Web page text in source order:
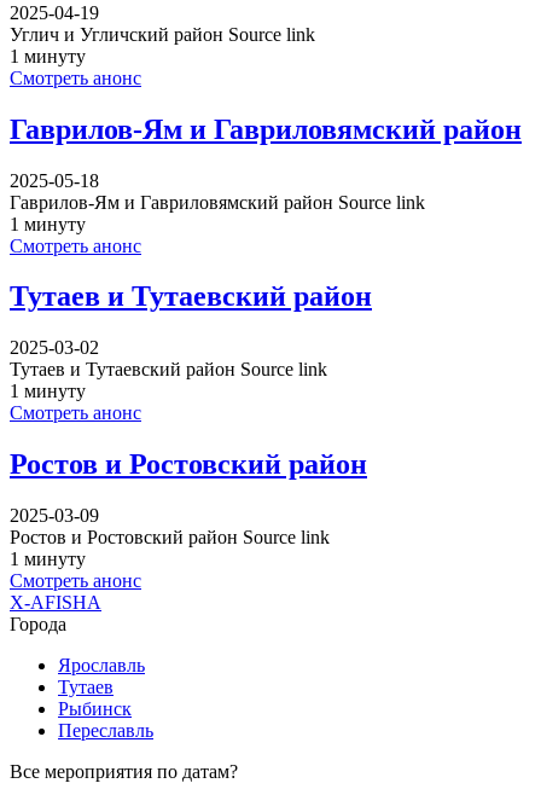
2025-04-19
Углич и Угличский район Source link
1 минуту
Смотреть анонс
Гаврилов-Ям и Гавриловямский район
2025-05-18
Гаврилов-Ям и Гавриловямский район Source link
1 минуту
Смотреть анонс
Тутаев и Тутаевский район
2025-03-02
Тутаев и Тутаевский район Source link
1 минуту
Смотреть анонс
Ростов и Ростовский район
2025-03-09
Ростов и Ростовский район Source link
1 минуту
Смотреть анонс
X-AFISHA
Города
Ярославль
Тутаев
Рыбинск
Переславль
Все мероприятия по датам?